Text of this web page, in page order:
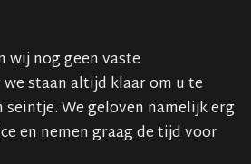
wij nog geen vaste
staan altijd klaar om u te
seintje. We geloven namelijk erg
en nemen graag de tijd voor